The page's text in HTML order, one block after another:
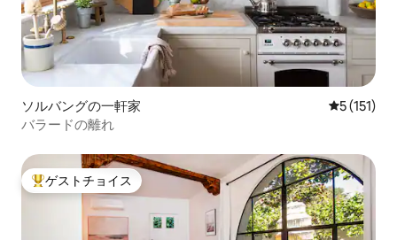
ソルバングの一軒家 レビュー
5 (151)
バラードの離れ
大好評のゲストチョイスです。
ゲストチョイス